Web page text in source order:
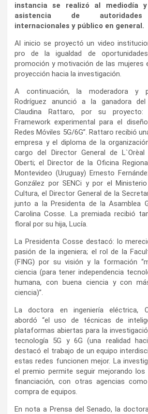
instancia se realizó al mediodía
asistencia de autoridades
internacionales y público en general.
Al inicio se proyectó un video
pro de la igualdad de
promoción y motivación de las mujeres
proyección hacia la investigación.
A continuación, la moderadora y
Rodríguez anunció a la ganadora
Claudina Rattaro, por su proyecto:
Framework experimental para el
Redes Móviles 5G/6G”. Rattaro recibió
empresa y el diploma de la
cargo del Director General de L`Orèal
Oberti; el Director de la Oficina
Montevideo (Uruguay) Ernesto
González por SENCi y por el
Cultura, el Director General de la
junto a la Presidenta de la Asamblea
Carolina Cosse. La premiada recibió
floral por su hija, Lucía.
La Presidenta Cosse destacó: lo
pasión de la ingeniera; el rol de la
(FING) por su visión y la formación
ciencia (para tener independencia
humana, con buena ciencia y con
ciencia)”.
La doctora en ingeniería eléctrica,
abordó “el uso de técnicas de
plataformas abiertas para la
tecnología 5G y 6G (una realidad
destacó el trabajo de un equipo
estas redes funcionen mejor. La
el premio permite seguir mejorando
financiación, con otras agencias
compra de equipos.
En nota a Prensa del Senado, la